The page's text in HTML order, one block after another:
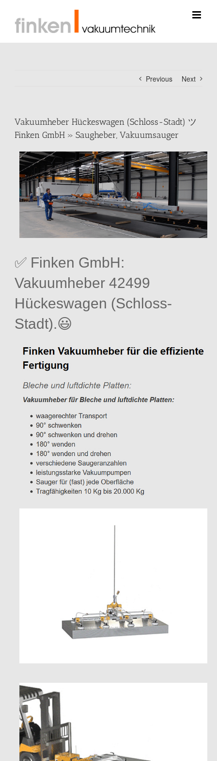
content
Previous Next
Vakuumheber Hückeswagen (Schloss-Stadt) ツ
Finken GmbH » Saugheber, Vakuumsauger
✅ Finken GmbH:
Vakuumheber 42499
Hückeswagen (Schloss-
Stadt).😃